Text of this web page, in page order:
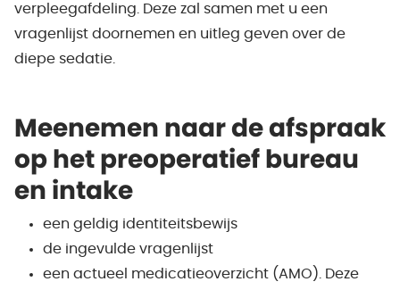
verpleegafdeling. Deze zal samen met u een
vragenlijst doornemen en uitleg geven over de
diepe sedatie.
Meenemen naar de afspraak
op het preoperatief bureau
en intake
een geldig identiteitsbewijs
de ingevulde vragenlijst
een actueel medicatieoverzicht (AMO). Deze